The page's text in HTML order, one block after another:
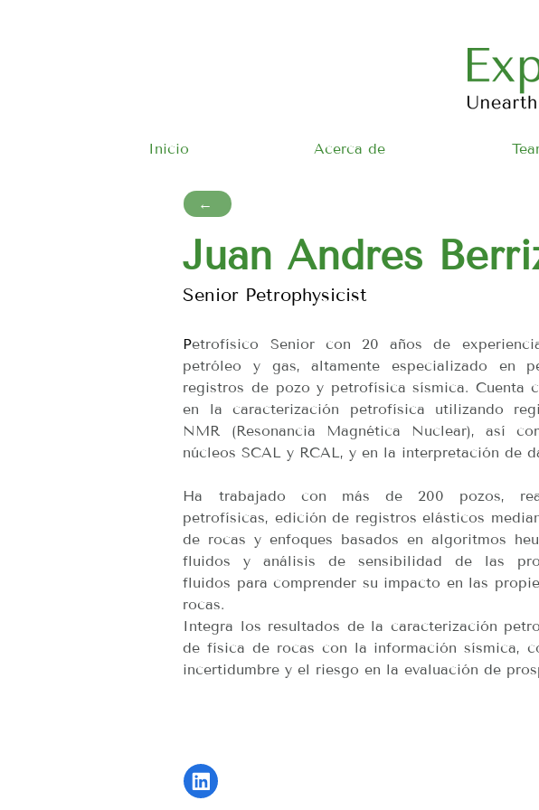
Inicio Acerca de
←
Juan Andres
Senior Petrophysicist
Petrofísico Senior con 20 años de
petróleo y gas, altamente especializado en
registros de pozo y petrofísica sísmica. Cuenta
en la caracterización petrofísica utilizando
NMR (Resonancia Magnética Nuclear), así
núcleos SCAL y RCAL, y en la interpretación de
Ha trabajado con más de 200 pozos,
petrofísicas, edición de registros elásticos
de rocas y enfoques basados en algoritmos
fluidos y análisis de sensibilidad de las
fluidos para comprender su impacto en las
rocas.
Integra los resultados de la caracterización
de física de rocas con la información sísmica,
incertidumbre y el riesgo en la evaluación de